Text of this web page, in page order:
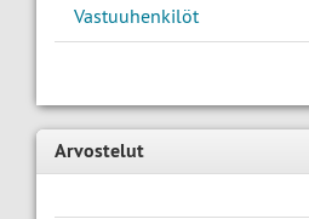
Vastuuhenkilöt
Arvostelut